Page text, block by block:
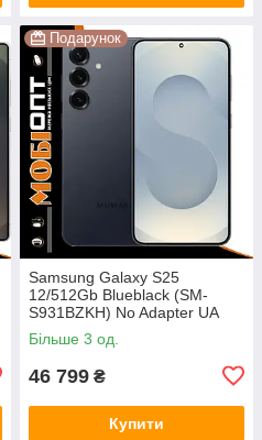
Подарунок
Samsung Galaxy S25
12/512Gb Blueblack (SM-
S931BZKH) No Adapter UA
UCRF
Більше 3 од.
46 799 ₴
Купити